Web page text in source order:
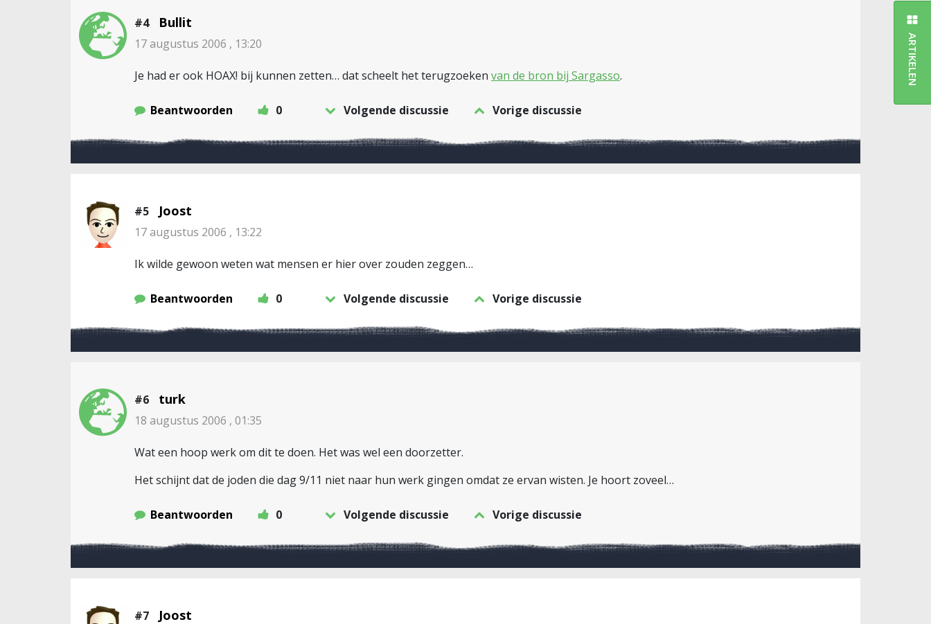
#4 Bullit
17 augustus 2006 , 13:20
Je had er ook HOAX! bij kunnen zetten… dat scheelt het terugzoeken van de bron bij Sargasso.
Beantwoorden 0 Volgende discussie Vorige discussie
#5 Joost
17 augustus 2006 , 13:22
Ik wilde gewoon weten wat mensen er hier over zouden zeggen…
Beantwoorden 0 Volgende discussie Vorige discussie
#6 turk
18 augustus 2006 , 01:35
Wat een hoop werk om dit te doen. Het was wel een doorzetter.
Het schijnt dat de joden die dag 9/11 niet naar hun werk gingen omdat ze ervan wisten. Je hoort zoveel…
Beantwoorden 0 Volgende discussie Vorige discussie
#7 Joost
ARTIKELEN